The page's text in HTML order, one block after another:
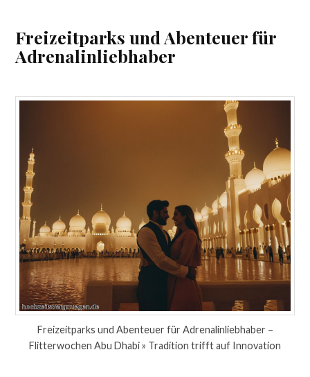
Freizeitparks und Abenteuer für
Adrenalinliebhaber
Freizeitparks und Abenteuer für Adrenalinliebhaber –
Flitterwochen Abu Dhabi » Tradition trifft auf Innovation